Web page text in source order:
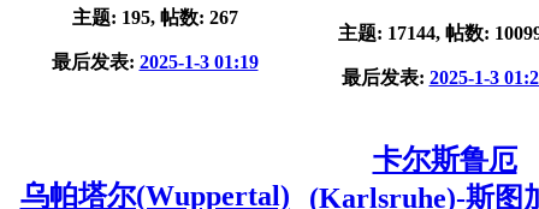
主题: 195, 帖数: 267
最后发表: 2025-1-3 01:19
主题: 17144, 帖数:
最后发表: 2025-1-3
乌帕塔尔(Wuppertal)
卡尔斯鲁厄
(Karlsruhe)-斯图